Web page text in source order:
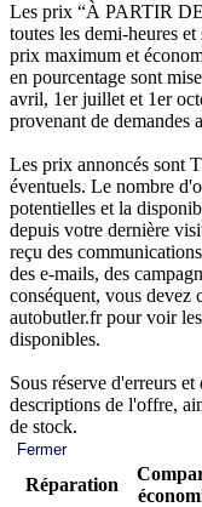
Les prix “À PARTIR
toutes les demi-heures
prix maximum et
en pourcentage sont
avril, 1er juillet et 1er
provenant de demandes
Les prix annoncés sont
éventuels. Le nombre
potentielles et la
depuis votre dernière
reçu des
des e-mails, des
conséquent, vous devez
autobutler.fr pour voir
disponibles.
Sous réserve d'erreurs
descriptions de l'offre,
de stock.
Fermer
Réparation